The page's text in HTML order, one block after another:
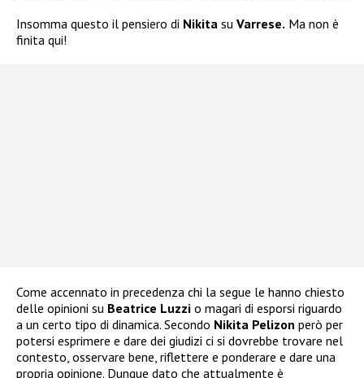
Insomma questo il pensiero di Nikita su Varrese. Ma non è
finita qui!
Come accennato in precedenza chi la segue le hanno chiesto
delle opinioni su Beatrice Luzzi o magari di esporsi riguardo
a un certo tipo di dinamica. Secondo Nikita Pelizon però per
potersi esprimere e dare dei giudizi ci si dovrebbe trovare nel
contesto, osservare bene, riflettere e ponderare e dare una
propria opinione. Dunque dato che attualmente è